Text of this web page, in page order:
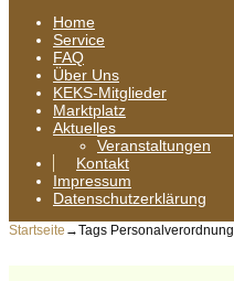
Home
Service
FAQ
Über Uns
KEKS-Mitglieder
Marktplatz
Aktuelles
Veranstaltungen
Kontakt
Impressum
Datenschutzerklärung
Startseite →Tags Personalverordnung